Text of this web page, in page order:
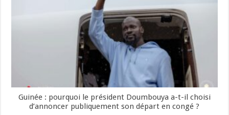
Guinée : pourquoi le président Doumbouya a-t-il choisi
d’annoncer publiquement son départ en congé ?